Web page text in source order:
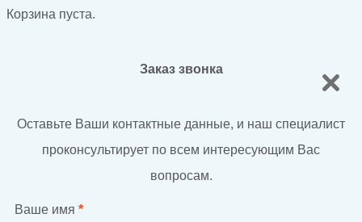
Корзина пуста.
Заказ звонка
Оставьте Ваши контактные данные, и наш специалист
проконсультирует по всем интересующим Вас
вопросам.
Ваше имя *